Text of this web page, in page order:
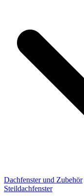
Dachfenster und Zubehör
Steildachfenster